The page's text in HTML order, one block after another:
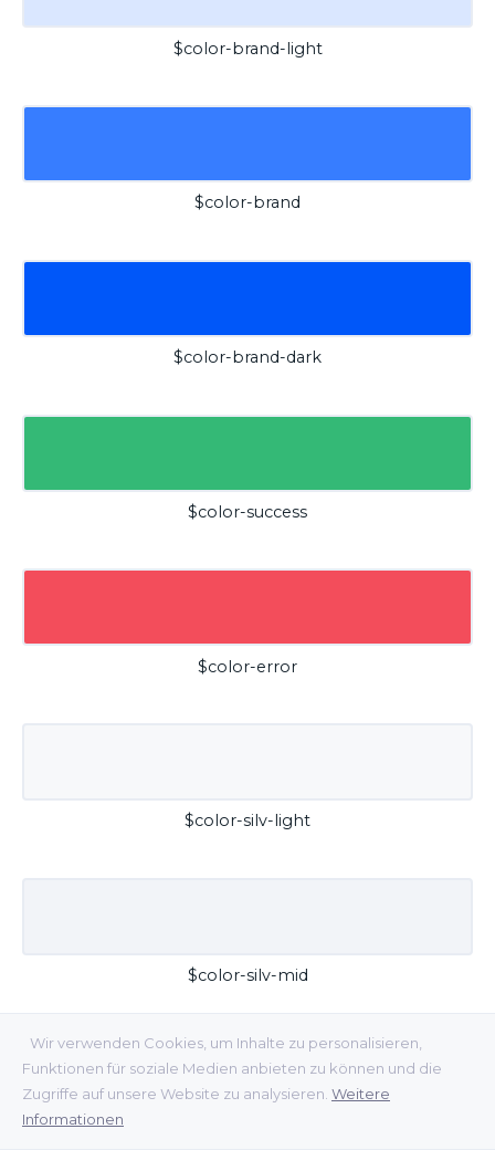
Wir verwenden Cookies, um Inhalte zu personalisieren,
Funktionen für soziale Medien anbieten zu können und die
Zugriffe auf unsere Website zu analysieren. Weitere
Informationen
$color-brand-light
$color-brand
$color-brand-dark
$color-success
$color-error
$color-silv-light
$color-silv-mid